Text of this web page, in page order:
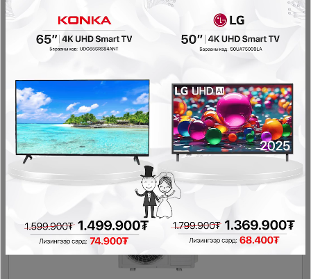
Air Condition
259,900₮
239,900₮
- 130,000₮